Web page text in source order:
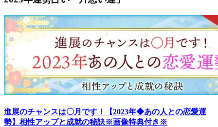
進展のチャンスは〇月です！【2023年◆あの人との恋愛運
勢】相性アップと成就の秘訣※画像特典付き※